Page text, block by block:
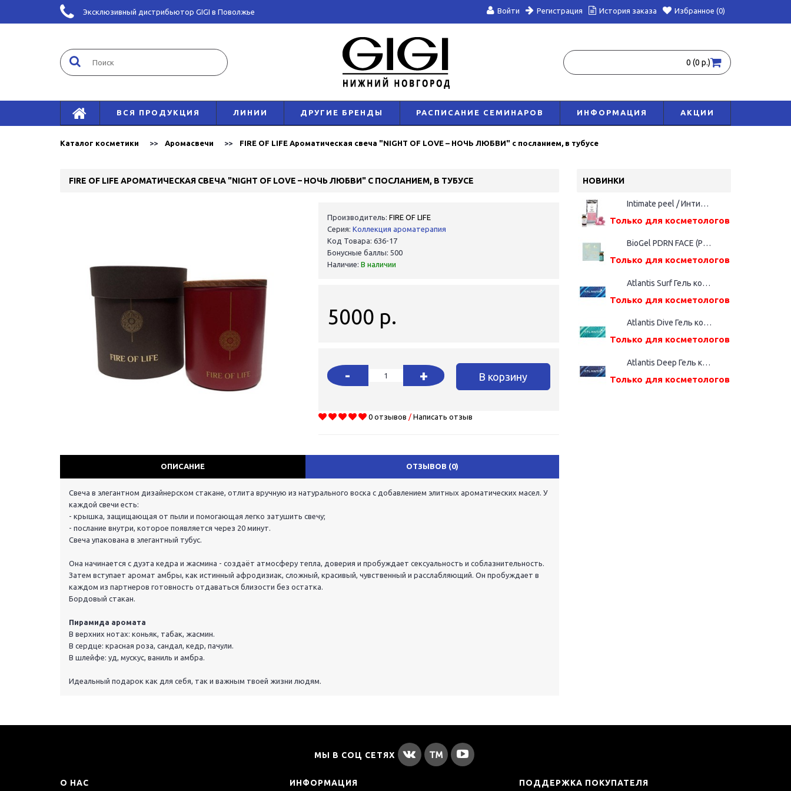
Эксклюзивный дистрибьютор GIGI в Поволжье Войти Регистрация История заказа Избранное (0)
0 (0 р.)
ВСЯ ПРОДУКЦИЯ ЛИНИИ ДРУГИЕ БРЕНДЫ РАСПИСАНИЕ СЕМИНАРОВ ИНФОРМАЦИЯ АКЦИИ
Каталог косметики Аромасвечи FIRE OF LIFE Ароматическая свеча "NIGHT OF LOVE – НОЧЬ ЛЮБВИ" с посланием, в тубусе
FIRE OF LIFE АРОМАТИЧЕСКАЯ СВЕЧА "NIGHT OF LOVE – НОЧЬ ЛЮБВИ" С ПОСЛАНИЕМ, В ТУБУСЕ
Производитель: FIRE OF LIFE
Серия: Коллекция ароматерапия
Код Товара: 636-17
Бонусные баллы: 500
Наличие: В наличии
5000 р.
- + В корзину
0 отзывов / Написать отзыв
ОПИСАНИЕ ОТЗЫВОВ (0)
Свеча в элегантном дизайнерском стакане, отлита вручную из натурального воска с добавлением элитных ароматических масел. У
каждой свечи есть:
- крышка, защищающая от пыли и помогающая легко затушить свечу;
- послание внутри, которое появляется через 20 минут.
Свеча упакована в элегантный тубус.
Она начинается с дуэта кедра и жасмина - создаёт атмосферу тепла, доверия и пробуждает сексуальность и соблазнительность.
Затем вступает аромат амбры, как истинный афродизиак, сложный, красивый, чувственный и расслабляющий. Он пробуждает в
каждом из партнеров готовность отдаваться близости без остатка.
Бордовый стакан.
Пирамида аромата
В верхних нотах: коньяк, табак, жасмин.
В сердце: красная роза, сандал, кедр, пачули.
В шлейфе: уд, мускус, ваниль и амбра.
Идеальный подарок как для себя, так и важным твоей жизни людям.
НОВИНКИ
Intimate peel / Интимный пилинг, 5 мл
Только для косметологов
BioGel PDRN FACE (Русалка), фл. 5мл
Только для косметологов
Atlantis Surf Гель косметический, шприц дозатор (2,2%(ВМ), 1,0 мл)
Только для косметологов
Atlantis Dive Гель косметический, шприц дозатор (2,4%(ВМ), 1,0 мл)
Только для косметологов
Atlantis Deep Гель косметический, шприц дозатор (2,6%(ВМ), 1,0 мл)
Только для косметологов
МЫ В СОЦ СЕТЯХ
О НАС ИНФОРМАЦИЯ ПОДДЕРЖКА ПОКУПАТЕЛЯ